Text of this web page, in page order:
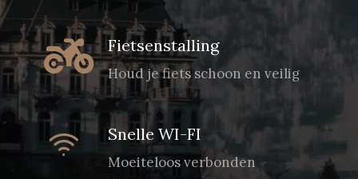
Fietsenstalling
Houd je fiets schoon en veilig
Snelle WI-FI
Moeiteloos verbonden